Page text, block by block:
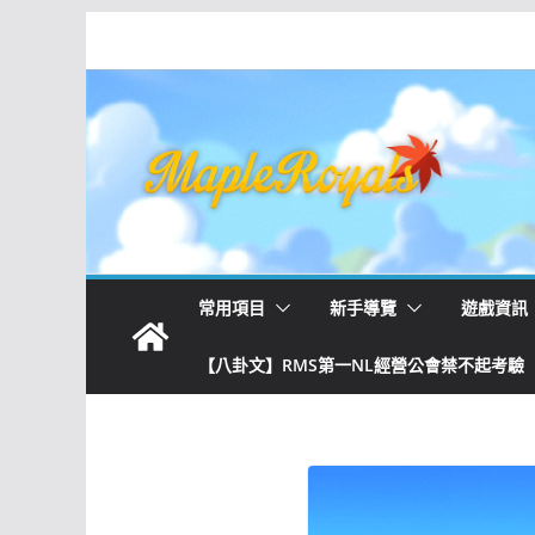
常用項目 新手導覽 遊戲資訊
【八卦文】RMS第一NL經營公會禁不起考驗